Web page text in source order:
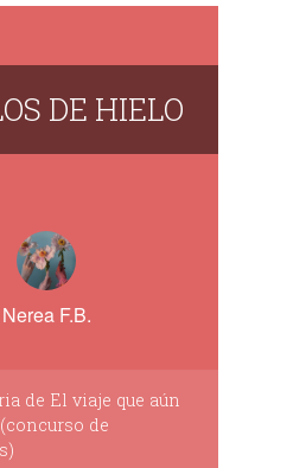
DE HIELO
Nerea F.B.
de El viaje que aún
de